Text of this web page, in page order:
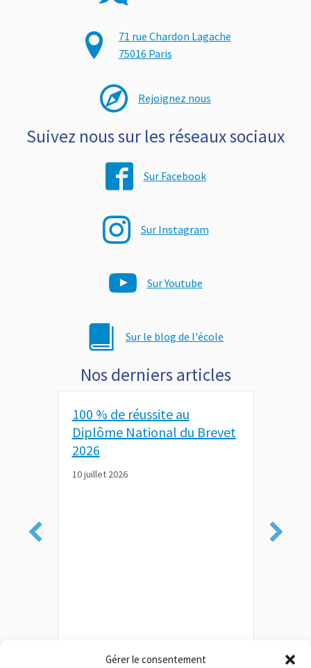
Gérer le consentement
71 rue Chardon Lagache
75016 Paris
Rejoignez nous
Suivez nous sur les réseaux sociaux
Sur Facebook
Sur Instagram
Sur Youtube
Sur le blog de l'école
Nos derniers articles
100 % de réussite au
Diplôme National du Brevet
2026
10 juillet 2026